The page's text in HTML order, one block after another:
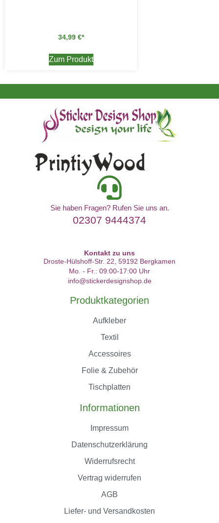
34,99 €
Zum Produkt
Sie haben Fragen? Rufen Sie uns an.
02307 9444374
Kontakt zu uns
Droste-Hülshoff-Str. 22, 59192 Bergkamen
Mo. - Fr.: 09:00-17:00 Uhr
info@stickerdesignshop.de
Produktkategorien
Aufkleber
Textil
Accessoires
Folie & Zubehör
Tischplatten
Informationen
Impressum
Datenschutzerklärung
Widerrufsrecht
Vertrag widerrufen
AGB
Liefer- und Versandkosten